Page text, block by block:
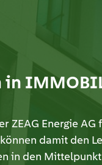
in
ZEAG Energie
damit den
in den